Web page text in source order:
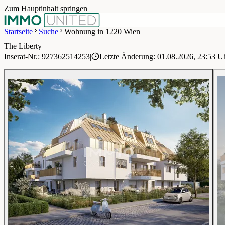
Zum Hauptinhalt springen
Startseite Suche Wohnung in 1220 Wien
1 / 9
The Liberty
Inserat-Nr.: 927362514253| Letzte Änderung: 01.08.2026, 23:53